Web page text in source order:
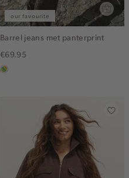
our favourite
Barrel jeans met panterprint
€69.95
meerkleurig